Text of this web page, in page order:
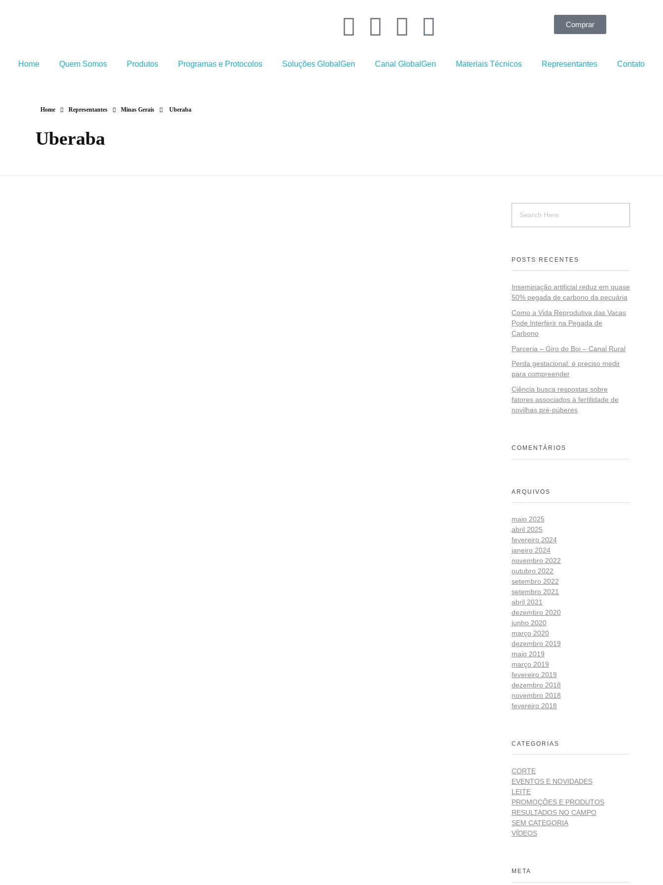
Comprar
Home Quem Somos Produtos Programas e Protocolos Soluções GlobalGen Canal GlobalGen Materiais Técnicos Representantes Contato
Home Representantes Minas Gerais Uberaba
Uberaba
POSTS RECENTES
Inseminação artificial reduz em quase
50% pegada de carbono da pecuária
Como a Vida Reprodutiva das Vacas
Pode Interferir na Pegada de
Carbono
Parceria – Giro do Boi – Canal Rural
Perda gestacional: é preciso medir
para compreender
Ciência busca respostas sobre
fatores associados à fertilidade de
novilhas pré-púberes
COMENTÁRIOS
ARQUIVOS
maio 2025
abril 2025
fevereiro 2024
janeiro 2024
novembro 2022
outubro 2022
setembro 2022
setembro 2021
abril 2021
dezembro 2020
junho 2020
março 2020
dezembro 2019
maio 2019
março 2019
fevereiro 2019
dezembro 2018
novembro 2018
fevereiro 2018
CATEGORIAS
CORTE
EVENTOS E NOVIDADES
LEITE
PROMOÇÕES E PRODUTOS
RESULTADOS NO CAMPO
SEM CATEGORIA
VÍDEOS
META